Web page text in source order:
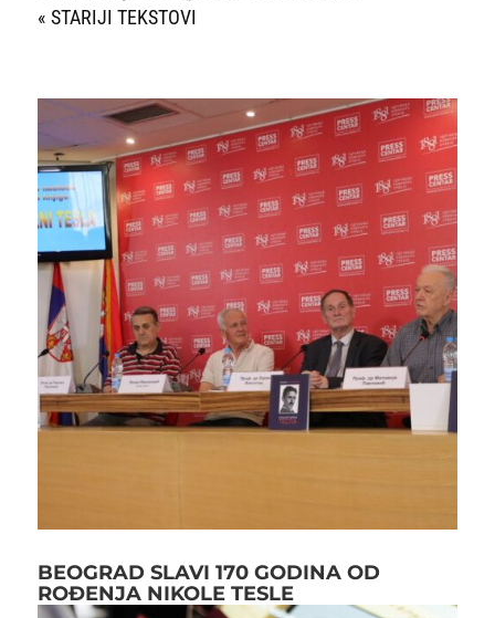
« STARIJI UNOSI
BEOGRAD SLAVI 170 GODINA OD
ROĐENJA NIKOLE TESLE